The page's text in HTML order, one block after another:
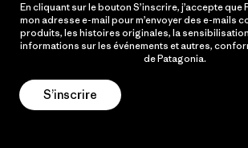
En cliquant sur le bouton S’inscrire, j’accepte que
mon adresse e-mail pour m’envoyer des e-mails
produits, les histoires originales, la sensibilisation
informations sur les événements et autres,
de Patagonia.
S’inscrire